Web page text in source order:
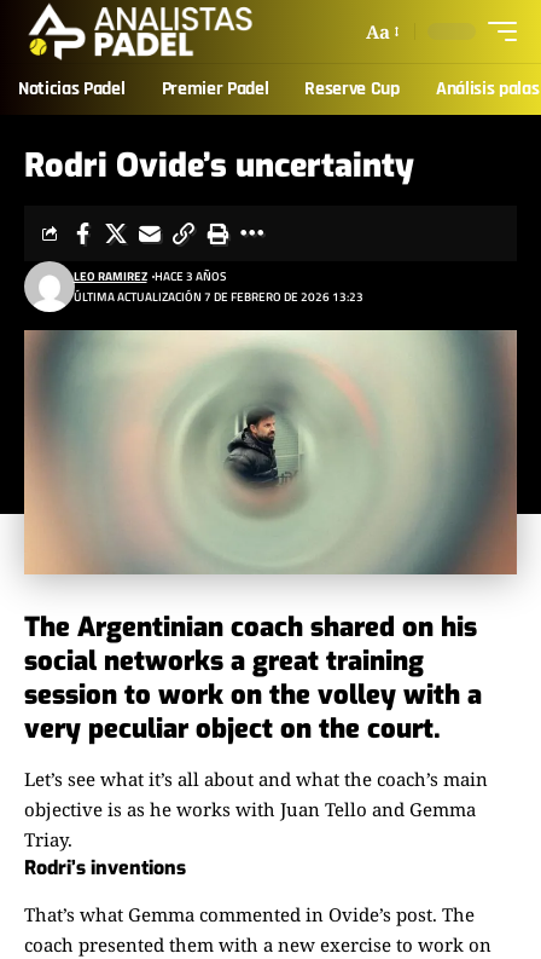
Aa
Noticias Padel Premier Padel Reserve Cup Análisis palas
Rodri Ovide’s uncertainty
ÚLTIMA ACTUALIZACIÓN 7 DE FEBRERO DE 2026 13:23
LEO RAMIREZ HACE 3 AÑOS
The Argentinian coach shared on his
social networks a great training
session to work on the volley with a
very peculiar object on the court.
Let’s see what it’s all about and what the coach’s main
objective is as he works with Juan Tello and Gemma
Triay.
Rodri’s inventions
That’s what Gemma commented in Ovide’s post. The
coach presented them with a new exercise to work on